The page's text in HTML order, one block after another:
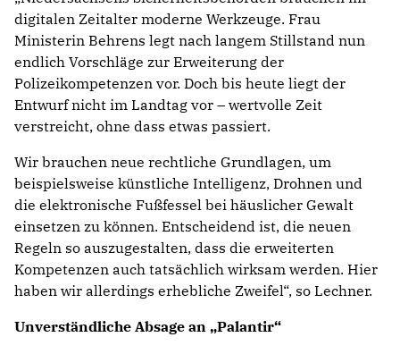
digitalen Zeitalter moderne Werkzeuge. Frau
Ministerin Behrens legt nach langem Stillstand nun
endlich Vorschläge zur Erweiterung der
Polizeikompetenzen vor. Doch bis heute liegt der
Entwurf nicht im Landtag vor – wertvolle Zeit
verstreicht, ohne dass etwas passiert.
Wir brauchen neue rechtliche Grundlagen, um
beispielsweise künstliche Intelligenz, Drohnen und
die elektronische Fußfessel bei häuslicher Gewalt
einsetzen zu können. Entscheidend ist, die neuen
Regeln so auszugestalten, dass die erweiterten
Kompetenzen auch tatsächlich wirksam werden. Hier
haben wir allerdings erhebliche Zweifel“, so Lechner.
Unverständliche Absage an „Palantir“